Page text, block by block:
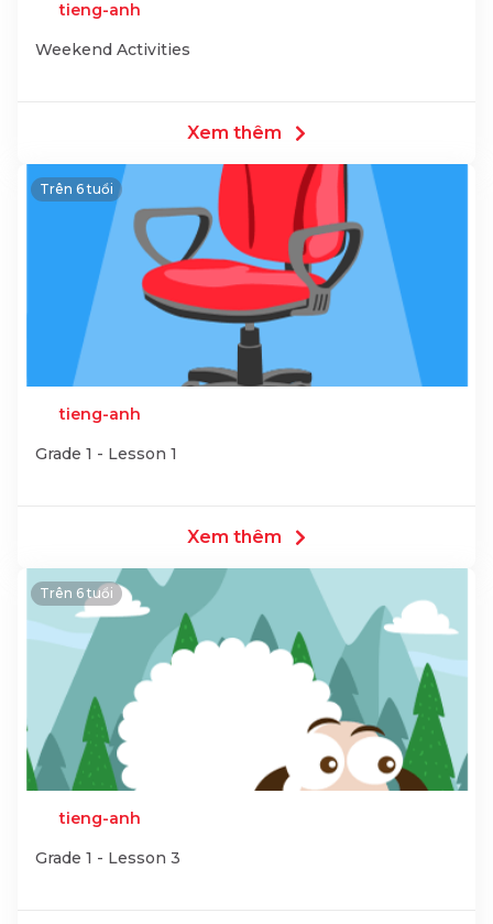
tieng-anh
Weekend Activities
Xem thêm
Trên 6 tuổi
tieng-anh
Grade 1 - Lesson 1
Xem thêm
Trên 6 tuổi
tieng-anh
Grade 1 - Lesson 3